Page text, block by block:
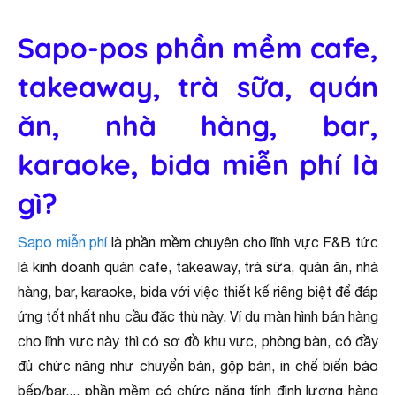
Sapo-pos phần mềm cafe,
takeaway, trà sữa, quán
ăn, nhà hàng, bar,
karaoke, bida miễn phí là
gì?
Sapo miễn phílà phần mềm chuyên cho lĩnh vực F&B tức
là kinh doanh quán cafe, takeaway, trà sữa, quán ăn, nhà
hàng, bar, karaoke, bida với việc thiết kế riêng biệt để đáp
ứng tốt nhất nhu cầu đặc thù này. Ví dụ màn hình bán hàng
cho lĩnh vực này thì có sơ đồ khu vực, phòng bàn, có đầy
đủ chức năng như chuyển bàn, gộp bàn, in chế biến báo
bếp/bar..., phần mềm có chức năng tính định lượng hàng